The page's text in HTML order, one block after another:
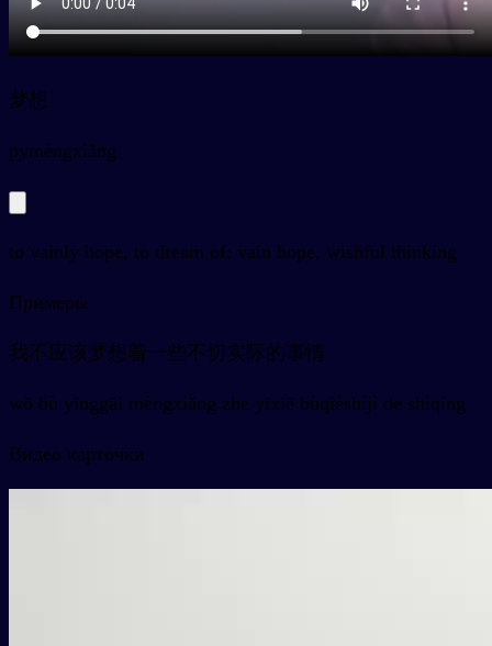
梦想
pymèngxiǎng
to vainly hope, to dream of; vain hope, wishful thinking
Примеры
我不应该梦想着一些不切实际的事情
wǒ bù yīnggāi mèngxiǎng zhe yīxiē bùqièshíjì de shìqing
Видео карточки